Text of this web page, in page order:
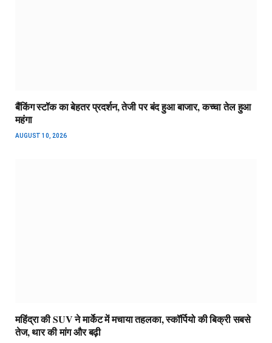
बैंकिंग स्टॉक का बेहतर प्रदर्शन, तेजी पर बंद हुआ बाजार, कच्चा तेल हुआ
महंगा
AUGUST 10, 2026
महिंद्रा की SUV ने मार्केट में मचाया तहलका, स्कॉर्पियो की बिक्री सबसे
तेज, थार की मांग और बढ़ी